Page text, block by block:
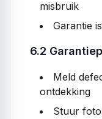
misbruik
Garantie
6.2
Meld
ontdekking
Stuur